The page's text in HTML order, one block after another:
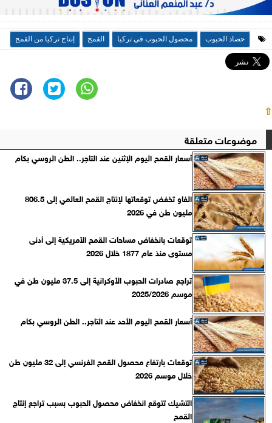
حصاد الحبوب محصول الحبوب في تركيا القمح إنتاج تركيا من القمح
⇧
موضوعات متعلقة
أسعار القمح اليوم الإثنين عند التاجر.. الطن الروسي بكام
الفاو تخفض توقعاتها لإنتاج القمح العالمي إلى 806.5
مليون طن في 2026
توقعات بانخفاض مساحات القمح الأمريكية إلى أدنى
مستوى منذ عام 1877 خلال 2026
تراجع صادرات الحبوب الأوكرانية إلى 37.5 مليون طن في
موسم 2025/2026
أسعار القمح اليوم الأحد عند التاجر.. الطن الروسي بكام
توقعات بارتفاع محصول القمح الفرنسي إلى 32 مليون طن
خلال موسم 2026
التشيك تتوقع انخفاض محصول الحبوب بسبب تراجع إنتاج
القمح